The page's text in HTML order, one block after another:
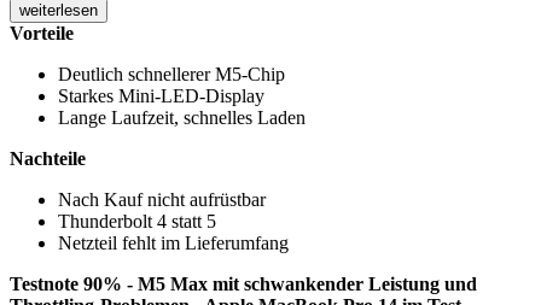
weiterlesen
Vorteile
Deutlich schnellerer M5-Chip
Starkes Mini-LED-Display
Lange Laufzeit, schnelles Laden
Nachteile
Nach Kauf nicht aufrüstbar
Thunderbolt 4 statt 5
Netzteil fehlt im Lieferumfang
Testnote 90% - M5 Max mit schwankender Leistung und